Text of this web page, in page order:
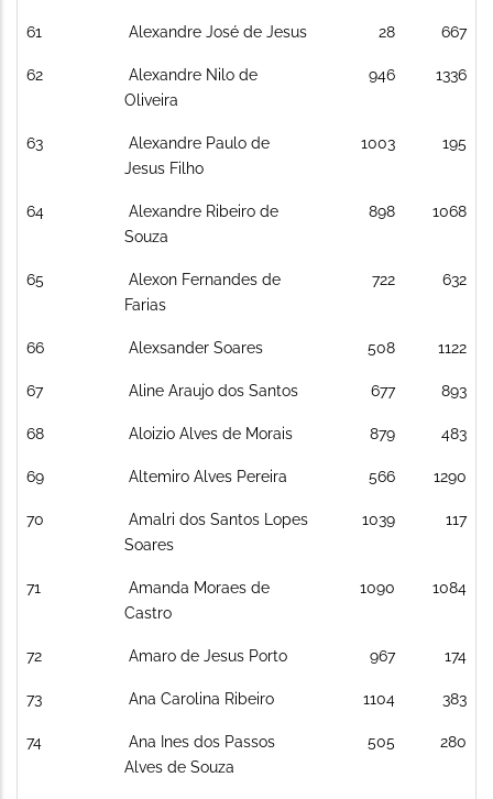
61 Alexandre José de Jesus 28 667
62
Alexandre Nilo de
Oliveira
946 1336
63
Alexandre Paulo de
Jesus Filho
1003 195
64
Alexandre Ribeiro de
Souza
898 1068
65
Alexon Fernandes de
Farias
722 632
66 Alexsander Soares 508 1122
67 Aline Araujo dos Santos 677 893
68 Aloizio Alves de Morais 879 483
69 Altemiro Alves Pereira 566 1290
70
Amalri dos Santos Lopes
Soares
1039 117
71
Amanda Moraes de
Castro
1090 1084
72 Amaro de Jesus Porto 967 174
73 Ana Carolina Ribeiro 1104 383
74
Ana Ines dos Passos
Alves de Souza
505 280